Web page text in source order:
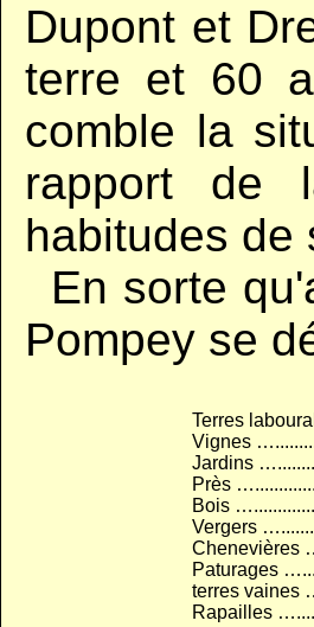
Dupont et
terre et 60
comble la
rapport de
habitudes de
En sorte
Pompey se
Terres
Vignes
Jardins
Près
Bois
Vergers
Chenevières
Paturages
terres vaines
Rapailles